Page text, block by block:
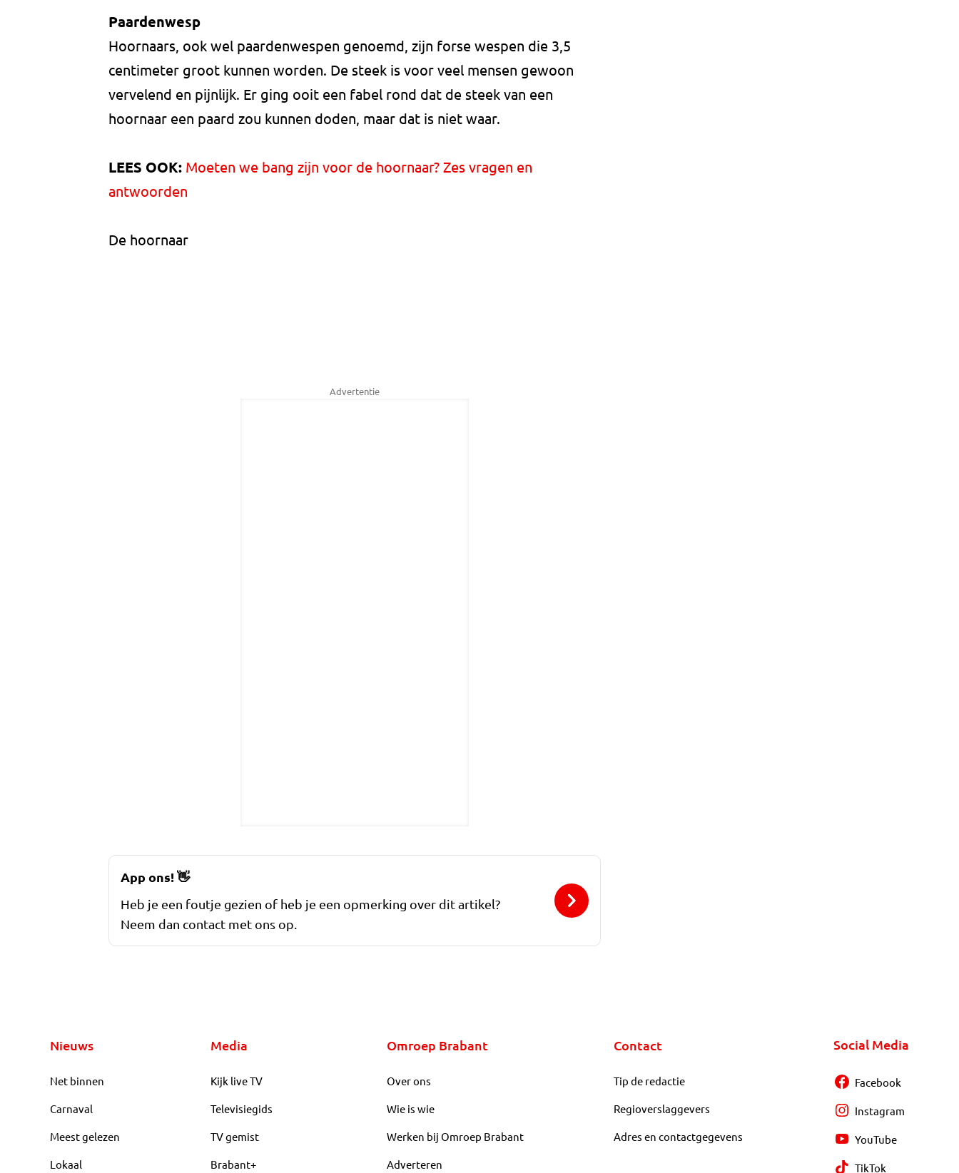
Paardenwesp
Hoornaars, ook wel paardenwespen genoemd, zijn forse wespen die 3,5
centimeter groot kunnen worden. De steek is voor veel mensen gewoon
vervelend en pijnlijk. Er ging ooit een fabel rond dat de steek van een
hoornaar een paard zou kunnen doden, maar dat is niet waar.
LEES OOK: Moeten we bang zijn voor de hoornaar? Zes vragen en
antwoorden
De hoornaar
Advertentie
App ons!👋
Heb je een foutje gezien of heb je een opmerking over dit artikel?
Neem dan contact met ons op.
Nieuws
Net binnen
Carnaval
Meest gelezen
Lokaal
Media
Kijk live TV
Televisiegids
TV gemist
Brabant+
Omroep Brabant
Over ons
Wie is wie
Werken bij Omroep Brabant
Adverteren
Contact
Tip de redactie
Regioverslaggevers
Adres en contactgegevens
Social Media
Facebook
Instagram
YouTube
TikTok